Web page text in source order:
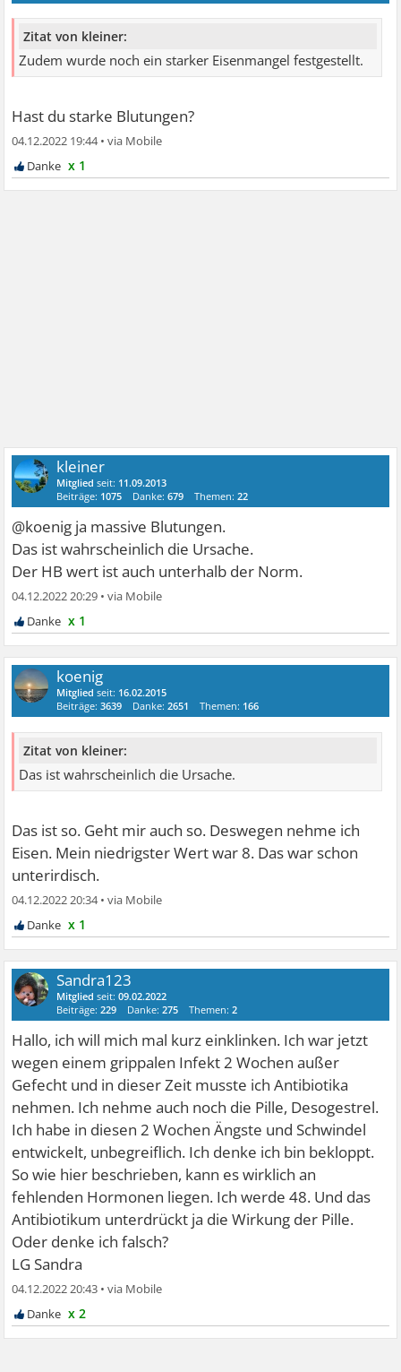
Zitat von kleiner:
Zudem wurde noch ein starker Eisenmangel festgestellt.
Hast du starke Blutungen?
04.12.2022 19:44•
x 1
kleiner
Mitglied seit: 11.09.2013
Beiträge: 1075 Danke:679 Themen:22
@koenig ja massive Blutungen.
Das ist wahrscheinlich die Ursache.
Der HB wert ist auch unterhalb der Norm.
04.12.2022 20:29 •
x 1
koenig
Mitglied seit: 16.02.2015
Beiträge:3639 Danke:2651 Themen: 166
Zitat von kleiner:
Das ist wahrscheinlich die Ursache.
Das ist so. Geht mir auch so. Deswegen nehme ich
Eisen. Mein niedrigster Wert war 8. Das war schon
unterirdisch.
04.12.2022 20:34•
x 1
Sandra123
Mitglied seit:09.02.2022
Beiträge:229 Danke:275 Themen:2
Hallo, ich will mich mal kurz einklinken. Ich war jetzt
wegen einem grippalen Infekt 2 Wochen außer
Gefecht und in dieser Zeit musste ich Antibiotika
nehmen. Ich nehme auch noch die Pille, Desogestrel.
Ich habe in diesen 2 Wochen Ängste und Schwindel
entwickelt, unbegreiflich. Ich denke ich bin bekloppt.
So wie hier beschrieben, kann es wirklich an
fehlenden Hormonen liegen. Ich werde 48. Und das
Antibiotikum unterdrückt ja die Wirkung der Pille.
Oder denke ich falsch?
LG Sandra
04.12.2022 20:43 •
x 2